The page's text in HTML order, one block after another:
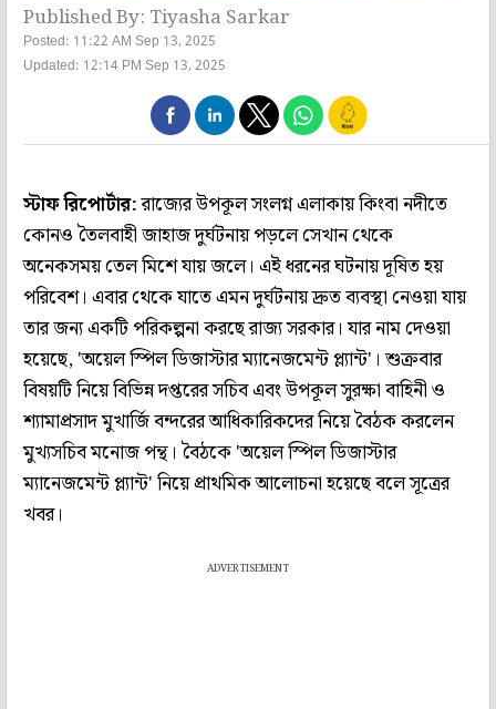
Published By: Tiyasha Sarkar
Posted: 11:22 AM Sep 13, 2025
Updated: 12:14 PM Sep 13, 2025
স্টাফ রিপোর্টার:রাজ্যের উপকূল সংলগ্ন এলাকায় কিংবা নদীতে
কোনও তৈলবাহী জাহাজ দুর্ঘটনায় পড়লে সেখান থেকে
অনেকসময় তেল মিশে যায় জলে। এই ধরনের ঘটনায় দূষিত হয়
পরিবেশ। এবার থেকে যাতে এমন দুর্ঘটনায় দ্রুত ব্যবস্থা নেওয়া যায়
তার জন্য একটি পরিকল্পনা করছে রাজ্য সরকার। যার নাম দেওয়া
হয়েছে, 'অয়েল স্পিল ডিজাস্টার ম্যানেজমেন্ট প্ল্যান্ট'। শুক্রবার
বিষয়টি নিয়ে বিভিন্ন দপ্তরের সচিব এবং উপকূল সুরক্ষা বাহিনী ও
শ্যামাপ্রসাদ মুখার্জি বন্দরের আধিকারিকদের নিয়ে বৈঠক করলেন
মুখ্যসচিব মনোজ পন্থ। বৈঠকে 'অয়েল স্পিল ডিজাস্টার
ম্যানেজমেন্ট প্ল্যান্ট' নিয়ে প্রাথমিক আলোচনা হয়েছে বলে সূত্রের
খবর।
ADVERTISEMENT